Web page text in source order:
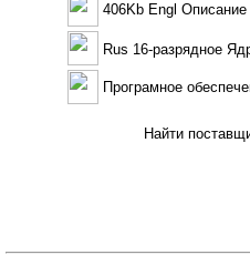
406Kb Engl Описание
Rus 16-разрядное
Програмное
Найти